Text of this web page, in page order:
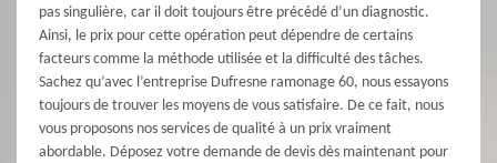
pas singulière, car il doit toujours être précédé d’un diagnostic.
Ainsi, le prix pour cette opération peut dépendre de certains
facteurs comme la méthode utilisée et la difficulté des tâches.
Sachez qu’avec l’entreprise Dufresne ramonage 60, nous essayons
toujours de trouver les moyens de vous satisfaire. De ce fait, nous
vous proposons nos services de qualité à un prix vraiment
abordable. Déposez votre demande de devis dès maintenant pour